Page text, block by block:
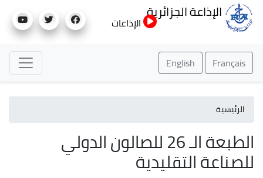
إلى
الإذاعة الجزائرية
الإذاعات
Français
English
الرئيسية
الطبعة الـ 26 للصالون الدولي
للصناعة التقليدية